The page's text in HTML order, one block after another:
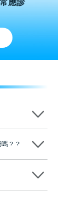
應診
自香港、內地的
全球放心植牙中
大灣區及周邊城
院，香港亦設
咨詢，讓人十
？？